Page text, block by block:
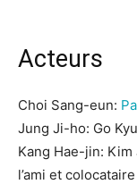
Acteurs
Choi Sang-eun:
Jung Ji-ho: Go
Kang Hae-jin: Kim
l’ami et